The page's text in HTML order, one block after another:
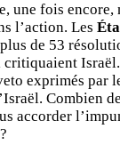
une fois encore,
l’action. Les
de 53
critiquaient
exprimés par
Combien
accorder